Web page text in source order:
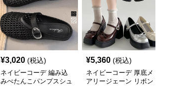
¥3,020 (税込)
ネイビーコーデ 編み込
みぺたんこパンプスシュ
¥5,360 (税込)
ネイビーコーデ 厚底メ
アリージェーン リボン